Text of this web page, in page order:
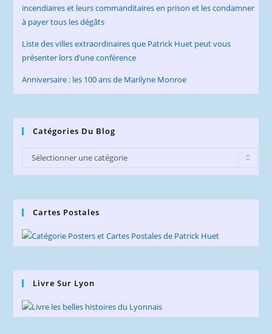
incendiaires et leurs commanditaires en prison et les condamner
à payer tous les dégâts
Liste des villes extraordinaires que Patrick Huet peut vous
présenter lors d’une conférence
Anniversaire : les 100 ans de Marilyne Monroe
Catégories Du Blog
Catégories
du
Sélectionner une catégorie
Cartes Postales
Livre Sur Lyon